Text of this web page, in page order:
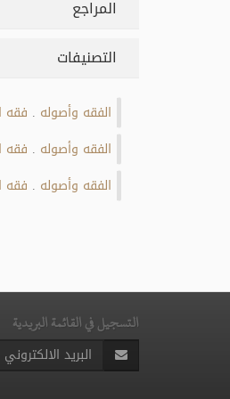
المراجع
التصنيفات
الفقه وأصوله فقه
الفقه وأصوله فقه
الفقه وأصوله فقه
التسجيل في القائمة البريدية